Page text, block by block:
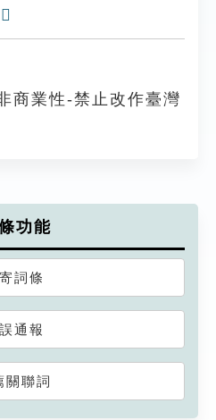
商業性-禁止改作臺灣
功能
詞條
通報
關聯詞